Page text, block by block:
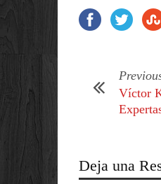
Víctor
Deja una